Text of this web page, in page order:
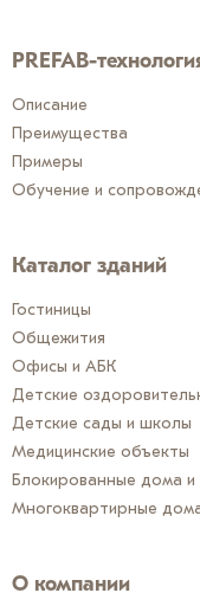
PREFAB-
Описание
Преимущества
Примеры
Обучение и
Каталог зданий
Гостиницы
Общежития
Офисы и АБК
Детские
Детские сады и школы
Медицинские объекты
Блокированные дома и
Многоквартирные
О компании